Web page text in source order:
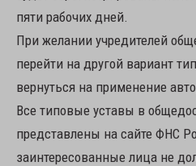
пяти рабочих дней.
При желании учредителей
перейти на другой вариант
вернуться на применение
Все типовые уставы в
представлены на сайте ФНС
заинтересованные лица не